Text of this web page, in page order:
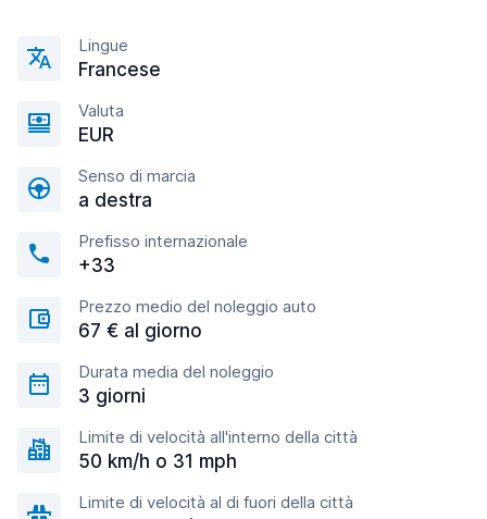
Lingue
Francese
Valuta
EUR
Senso di marcia
a destra
Prefisso internazionale
+33
Prezzo medio del noleggio auto
67 € al giorno
Durata media del noleggio
3 giorni
Limite di velocità all'interno della città
50 km/h o 31 mph
Limite di velocità al di fuori della città